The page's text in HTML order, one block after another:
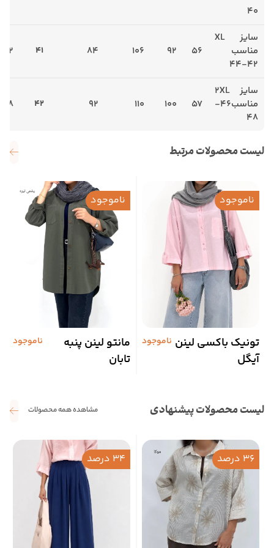
40
سایز XL
مناسب
42-44
56
92
106
84
41
112
سایز 2XL
مناسب46-
48
57
100
110
92
42
118
لیست محصولات مرتبط
ناموجود
تونیک باکسی لینن
آیگل
ناموجود
ناموجود
مانتو لینن پنبه
تابان
ناموجود
لیست محصولات پیشنهادی مشاهده همه محصولات
36 درصد 34 درصد